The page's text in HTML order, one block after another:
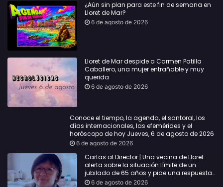
¿Aún sin plan para este fin de semana en
Lloret de Mar?
6 de agosto de 2026
Lloret de Mar despide a Carmen Patilla
Caballero, una mujer entrañable y muy
querida
6 de agosto de 2026
Conoce el tiempo, la agenda, el santoral, los
días internacionales, las efemérides y el
horóscopo de hoy Jueves, 6 de agosto de 2026
6 de agosto de 2026
Cartas al Director | Una vecina de Lloret
alerta sobre la situación límite de un
jubilado de 65 años y pide una respuesta
urgente
6 de agosto de 2026